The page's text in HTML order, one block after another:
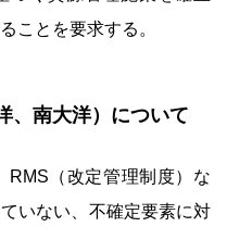
ことを要求する。
、南大洋）について
RMS（改定管理制度）な
いない、不確定要素に対